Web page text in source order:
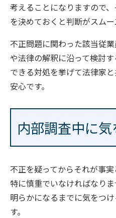
考えることになりますので
を決めておくと判断がスムー
不正問題に関わった該当従
や法律の解釈に沿って検討
できる対処を挙げて法律家
安心です。
内部調査中に
不正を疑ってからそれが事
特に慎重でいなければなり
明らかになるまでに気をつ
す。